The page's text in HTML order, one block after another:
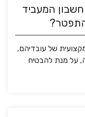
המעביד
של עובדיהם,
על מנת להבטיח